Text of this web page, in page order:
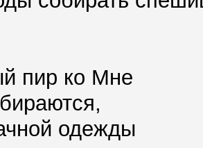
пир ко Мне
одежды